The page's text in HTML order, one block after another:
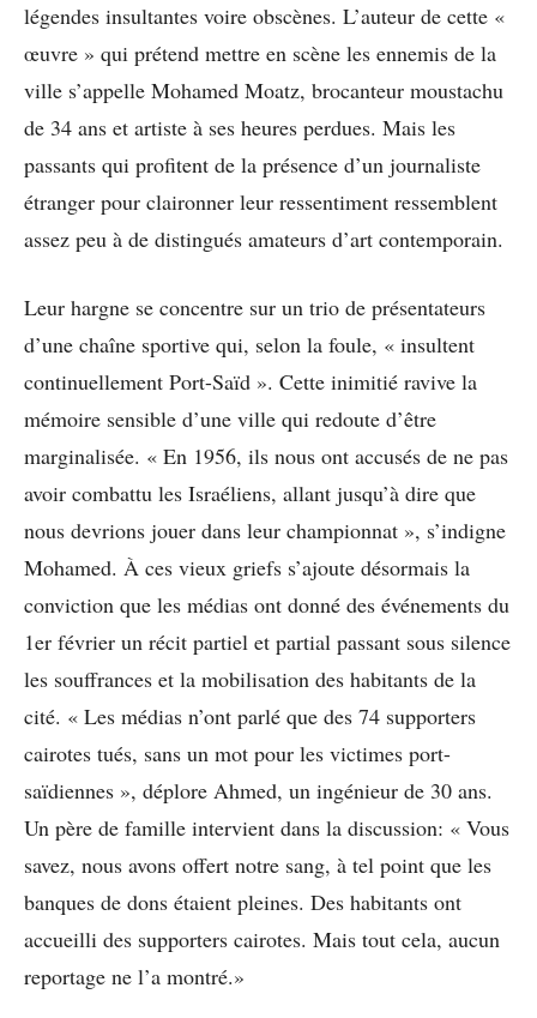
légendes insultantes voire obscènes. L’auteur de cette «
œuvre » qui prétend mettre en scène les ennemis de la
ville s’appelle Mohamed Moatz, brocanteur moustachu
de 34 ans et artiste à ses heures perdues. Mais les
passants qui profitent de la présence d’un journaliste
étranger pour claironner leur ressentiment ressemblent
assez peu à de distingués amateurs d’art contemporain.
Leur hargne se concentre sur un trio de présentateurs
d’une chaîne sportive qui, selon la foule, « insultent
continuellement Port-Saïd ». Cette inimitié ravive la
mémoire sensible d’une ville qui redoute d’être
marginalisée. « En 1956, ils nous ont accusés de ne pas
avoir combattu les Israéliens, allant jusqu’à dire que
nous devrions jouer dans leur championnat », s’indigne
Mohamed. À ces vieux griefs s’ajoute désormais la
conviction que les médias ont donné des événements du
1er février un récit partiel et partial passant sous silence
les souffrances et la mobilisation des habitants de la
cité. « Les médias n’ont parlé que des 74 supporters
cairotes tués, sans un mot pour les victimes port-
saïdiennes », déplore Ahmed, un ingénieur de 30 ans.
Un père de famille intervient dans la discussion: « Vous
savez, nous avons offert notre sang, à tel point que les
banques de dons étaient pleines. Des habitants ont
accueilli des supporters cairotes. Mais tout cela, aucun
reportage ne l’a montré.»